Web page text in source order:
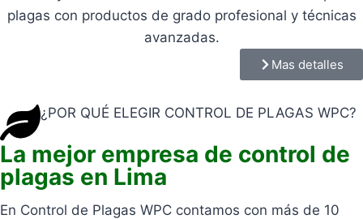
plagas con productos de grado profesional y técnicas
avanzadas.
Mas detalles
¿POR QUÉ ELEGIR CONTROL DE PLAGAS WPC?
La mejor empresa de control de
plagas en Lima
En Control de Plagas WPC contamos con más de 10